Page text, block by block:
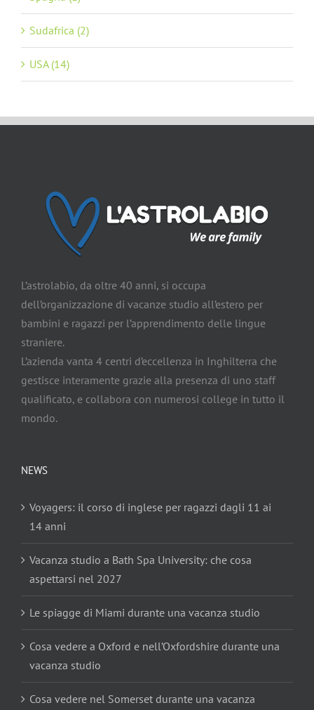
Sudafrica (2)
USA (14)
L’astrolabio, da oltre 40 anni, si occupa
dell’organizzazione di vacanze studio all’estero per
bambini e ragazzi per l’apprendimento delle lingue
straniere.
L’azienda vanta 4 centri d’eccellenza in Inghilterra che
gestisce interamente grazie alla presenza di uno staff
qualificato, e collabora con numerosi college in tutto il
mondo.
NEWS
Voyagers: il corso di inglese per ragazzi dagli 11 ai
14 anni
Vacanza studio a Bath Spa University: che cosa
aspettarsi nel 2027
Le spiagge di Miami durante una vacanza studio
Cosa vedere a Oxford e nell’Oxfordshire durante una
vacanza studio
Cosa vedere nel Somerset durante una vacanza